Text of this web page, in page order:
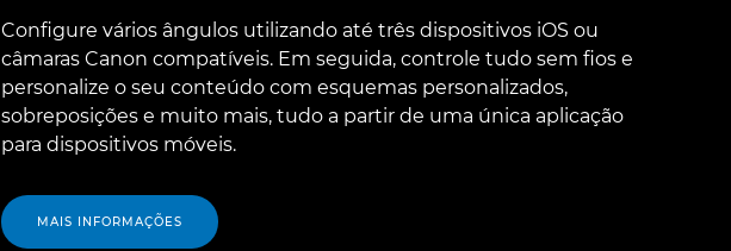
Configure vários ângulos utilizando até três dispositivos iOS ou
câmaras Canon compatíveis. Em seguida, controle tudo sem fios e
personalize o seu conteúdo com esquemas personalizados,
sobreposições e muito mais, tudo a partir de uma única aplicação
para dispositivos móveis.
MAIS INFORMAÇÕES